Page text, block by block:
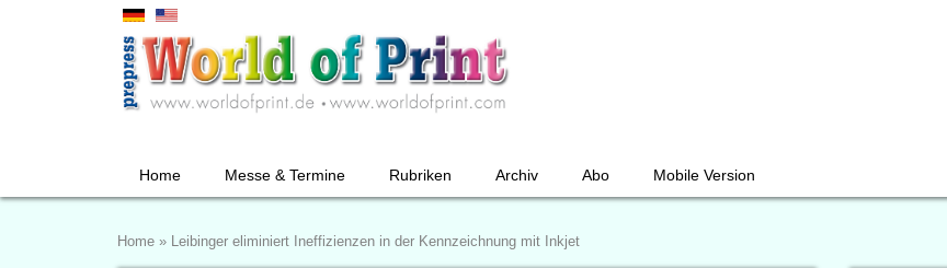
Home Messe & Termine Rubriken Archiv Abo Mobile Version
Home » Leibinger eliminiert Ineffizienzen in der Kennzeichnung mit Inkjet